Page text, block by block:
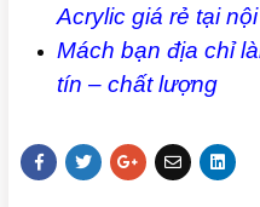
Acrylic giá rẻ tại
Mách bạn địa chỉ
tín – chất lượng